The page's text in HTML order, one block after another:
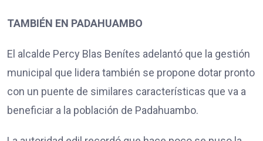
TAMBIÉN EN PADAHUAMBO
El alcalde Percy Blas Benítes adelantó que la gestión
municipal que lidera también se propone dotar pronto
con un puente de similares características que va a
beneficiar a la población de Padahuambo.